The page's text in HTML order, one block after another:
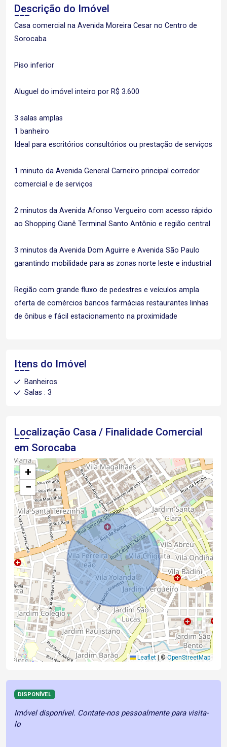
Descrição do Imóvel
Casa comercial na Avenida Moreira Cesar no Centro de
Sorocaba
Piso inferior
Aluguel do imóvel inteiro por R$ 3.600
3 salas amplas
1 banheiro
Ideal para escritórios consultórios ou prestação de serviços
1 minuto da Avenida General Carneiro principal corredor
comercial e de serviços
2 minutos da Avenida Afonso Vergueiro com acesso rápido
ao Shopping Cianê Terminal Santo Antônio e região central
3 minutos da Avenida Dom Aguirre e Avenida São Paulo
garantindo mobilidade para as zonas norte leste e industrial
Região com grande fluxo de pedestres e veículos ampla
oferta de comércios bancos farmácias restaurantes linhas
de ônibus e fácil estacionamento na proximidade
Itens do Imóvel
Banheiros
Salas : 3
Localização Casa / Finalidade Comercial
em Sorocaba
+
−
Leaflet ©OpenStreetMap
DISPONÍVEL
Imóvel disponível. Contate-nos pessoalmente para visita-
lo